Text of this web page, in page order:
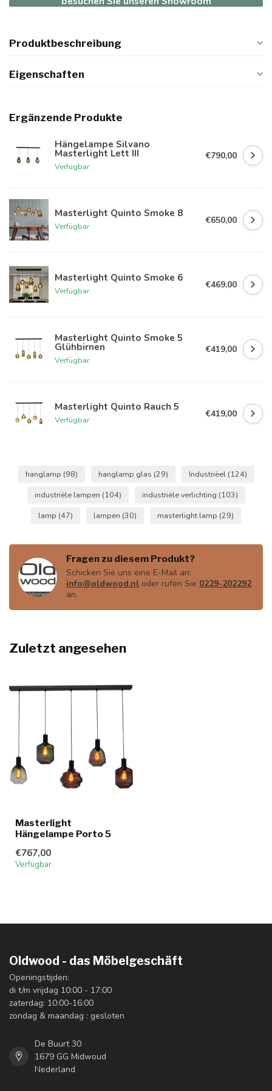
Produktbeschreibung
Eigenschaften
Ergänzende Produkte
Hängelampe Silvano
Masterlight Lett III
Verfügbar
€790,00
Masterlight Quinto Smoke 8
Verfügbar
€650,00
Masterlight Quinto Smoke 6
Verfügbar
€469,00
Masterlight Quinto Smoke 5
Glühbirnen
Verfügbar
€419,00
Masterlight Quinto Rauch 5
Verfügbar
€419,00
hanglamp (98) hanglamp glas (29) Industriëel (124)
industriële lampen (104) industriële verlichting (103)
lamp (47) lampen (30) masterlight lamp (29)
Fragen zu diesem Produkt?
Schicken Sie uns eine E-Mail an:
info@oldwood.nl oder rufen Sie 0229-202292
an.
Zuletzt angesehen
Masterlight
Hängelampe Porto 5
€767,00
Verfügbar
Oldwood - das Möbelgeschäft
Openingstijden:
di t/m vrijdag 10:00 - 17:00
zaterdag: 10:00-16:00
zondag & maandag : gesloten
De Buurt 30
1679 GG Midwoud
Nederland